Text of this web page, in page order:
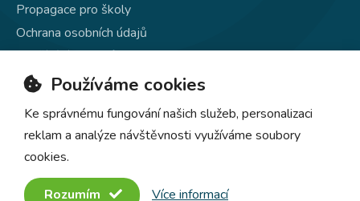
Propagace pro školy
Ochrana osobních údajů
Používání souborů cookie
KontaktyPoužíváme cookies
Ke správnému fungování našich služeb, personalizaci
reklam a analýze návštěvnosti využíváme soubory
cookies.
Rozumím Více informací